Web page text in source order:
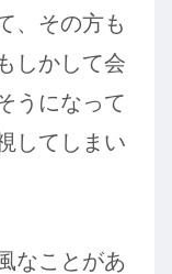
、その方も
しかして会
うになって
してしまい
なことがあ